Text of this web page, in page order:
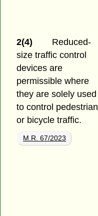
2(4)
Reduced-
size traffic control
devices are
permissible where
they are solely used
to control pedestrian
or bicycle traffic.
M.R. 67/2023